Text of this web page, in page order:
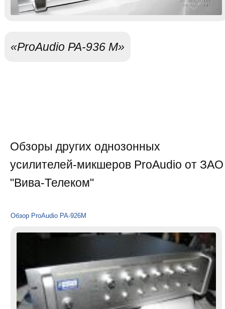
«ProAudio PA-936 M»
Обзоры других однозонных
усилителей-микшеров ProAudio от ЗАО
"Вива-Телеком"
Обзор ProAudio PA-926M